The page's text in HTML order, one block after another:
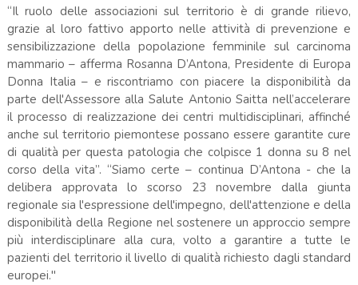
“Il ruolo delle associazioni sul territorio è di grande rilievo,
grazie al loro fattivo apporto nelle attività di prevenzione e
sensibilizzazione della popolazione femminile sul carcinoma
mammario – afferma Rosanna D’Antona, Presidente di Europa
Donna Italia – e riscontriamo con piacere la disponibilità da
parte dell'Assessore alla Salute Antonio Saitta nell’accelerare
il processo di realizzazione dei centri multidisciplinari, affinché
anche sul territorio piemontese possano essere garantite cure
di qualità per questa patologia che colpisce 1 donna su 8 nel
corso della vita”. “Siamo certe – continua D’Antona - che la
delibera approvata lo scorso 23 novembre dalla giunta
regionale sia l'espressione dell'impegno, dell'attenzione e della
disponibilità della Regione nel sostenere un approccio sempre
più interdisciplinare alla cura, volto a garantire a tutte le
pazienti del territorio il livello di qualità richiesto dagli standard
europei."